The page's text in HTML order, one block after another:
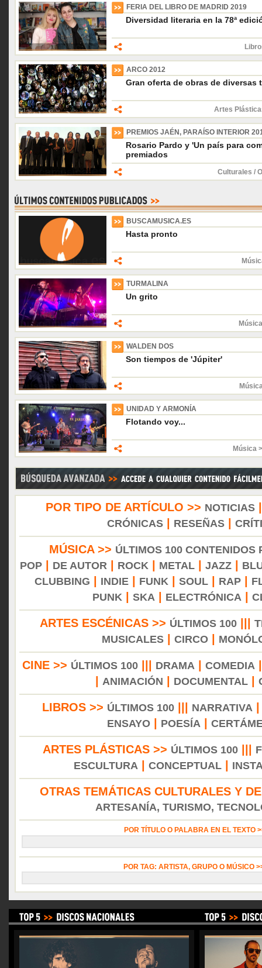
FERIA DEL LIBRO DE MADRID 2019
Diversidad literaria en la 78ª
ARCO 2012
Gran oferta de obras de diversas
Artes
PREMIOS JAÉN, PARAÍSO INTERIOR
Rosario Pardo y 'Un país para
premiados
Culturales /
BUSCAMUSICA.ES
Hasta pronto
TURMALINA
Un grito
WALDEN DOS
Son tiempos de 'Júpiter'
UNIDAD Y ARMONÍA
Flotando voy...
Música
POR TIPO DE ARTÍCULO >> NOTICIAS
CRÓNICAS| RESEÑAS|
MÚSICA >> ÚLTIMOS 100 CONTENIDOS
POP| DE AUTOR ROCK METAL| JAZZ|
CLUBBING
INDIE| FUNK SOUL| RAP|
PUNK
SKA ELECTRÓNICA
ARTES ESCÉNICAS >> ÚLTIMOS 100
MUSICALES
CIRCO
CINE >> ÚLTIMOS 100||| DRAMA COMEDIA
ANIMACIÓN DOCUMENTAL|
LIBROS >> ÚLTIMOS 100 NARRATIVA
ENSAYO| POESÍA
ARTES PLÁSTICAS >> ÚLTIMOS 100|||
ESCULTURA
CONCEPTUAL
OTRAS TEMÁTICAS CULTURALES Y
ARTESANÍA, TURISMO,
POR TÍTULO O PALABRA EN EL TEXTO
POR TAG: ARTISTA, GRUPO O MÚSICO